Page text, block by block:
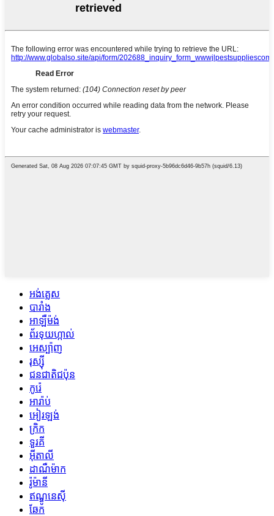
អង់គ្លេស
បារាំង
អាឡឺម៉ង់
ព័រទុយហ្កាល់
អេស្ប៉ាញ
រុស្ស៊ី
ជនជាតិជប៉ុន
កូរ៉េ
អារ៉ាប់
អៀរឡង់
ក្រិក
ទួរគី
អ៊ីតាលី
ដាណឺម៉ាក
រ៉ូម៉ានី
ឥណ្ឌូនេស៊ី
ឆែក